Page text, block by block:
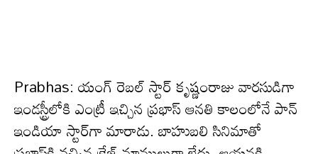
Prabhas: యంగ్ రెబ‌ల్ స్టార్ కృష్ణంరాజు వార‌సుడిగా
ఇండ‌స్ట్రీలోకి ఎంట్రీ ఇచ్చిన ప్ర‌భాస్ ఆన‌తి కాలంలోనే పాన్
ఇండియా స్టార్‌గా మారాడు. బాహుబ‌లి సినిమాతో